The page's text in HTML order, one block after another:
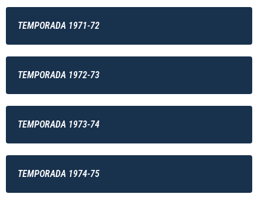
TEMPORADA 1971-72
TEMPORADA 1972-73
TEMPORADA 1973-74
TEMPORADA 1974-75